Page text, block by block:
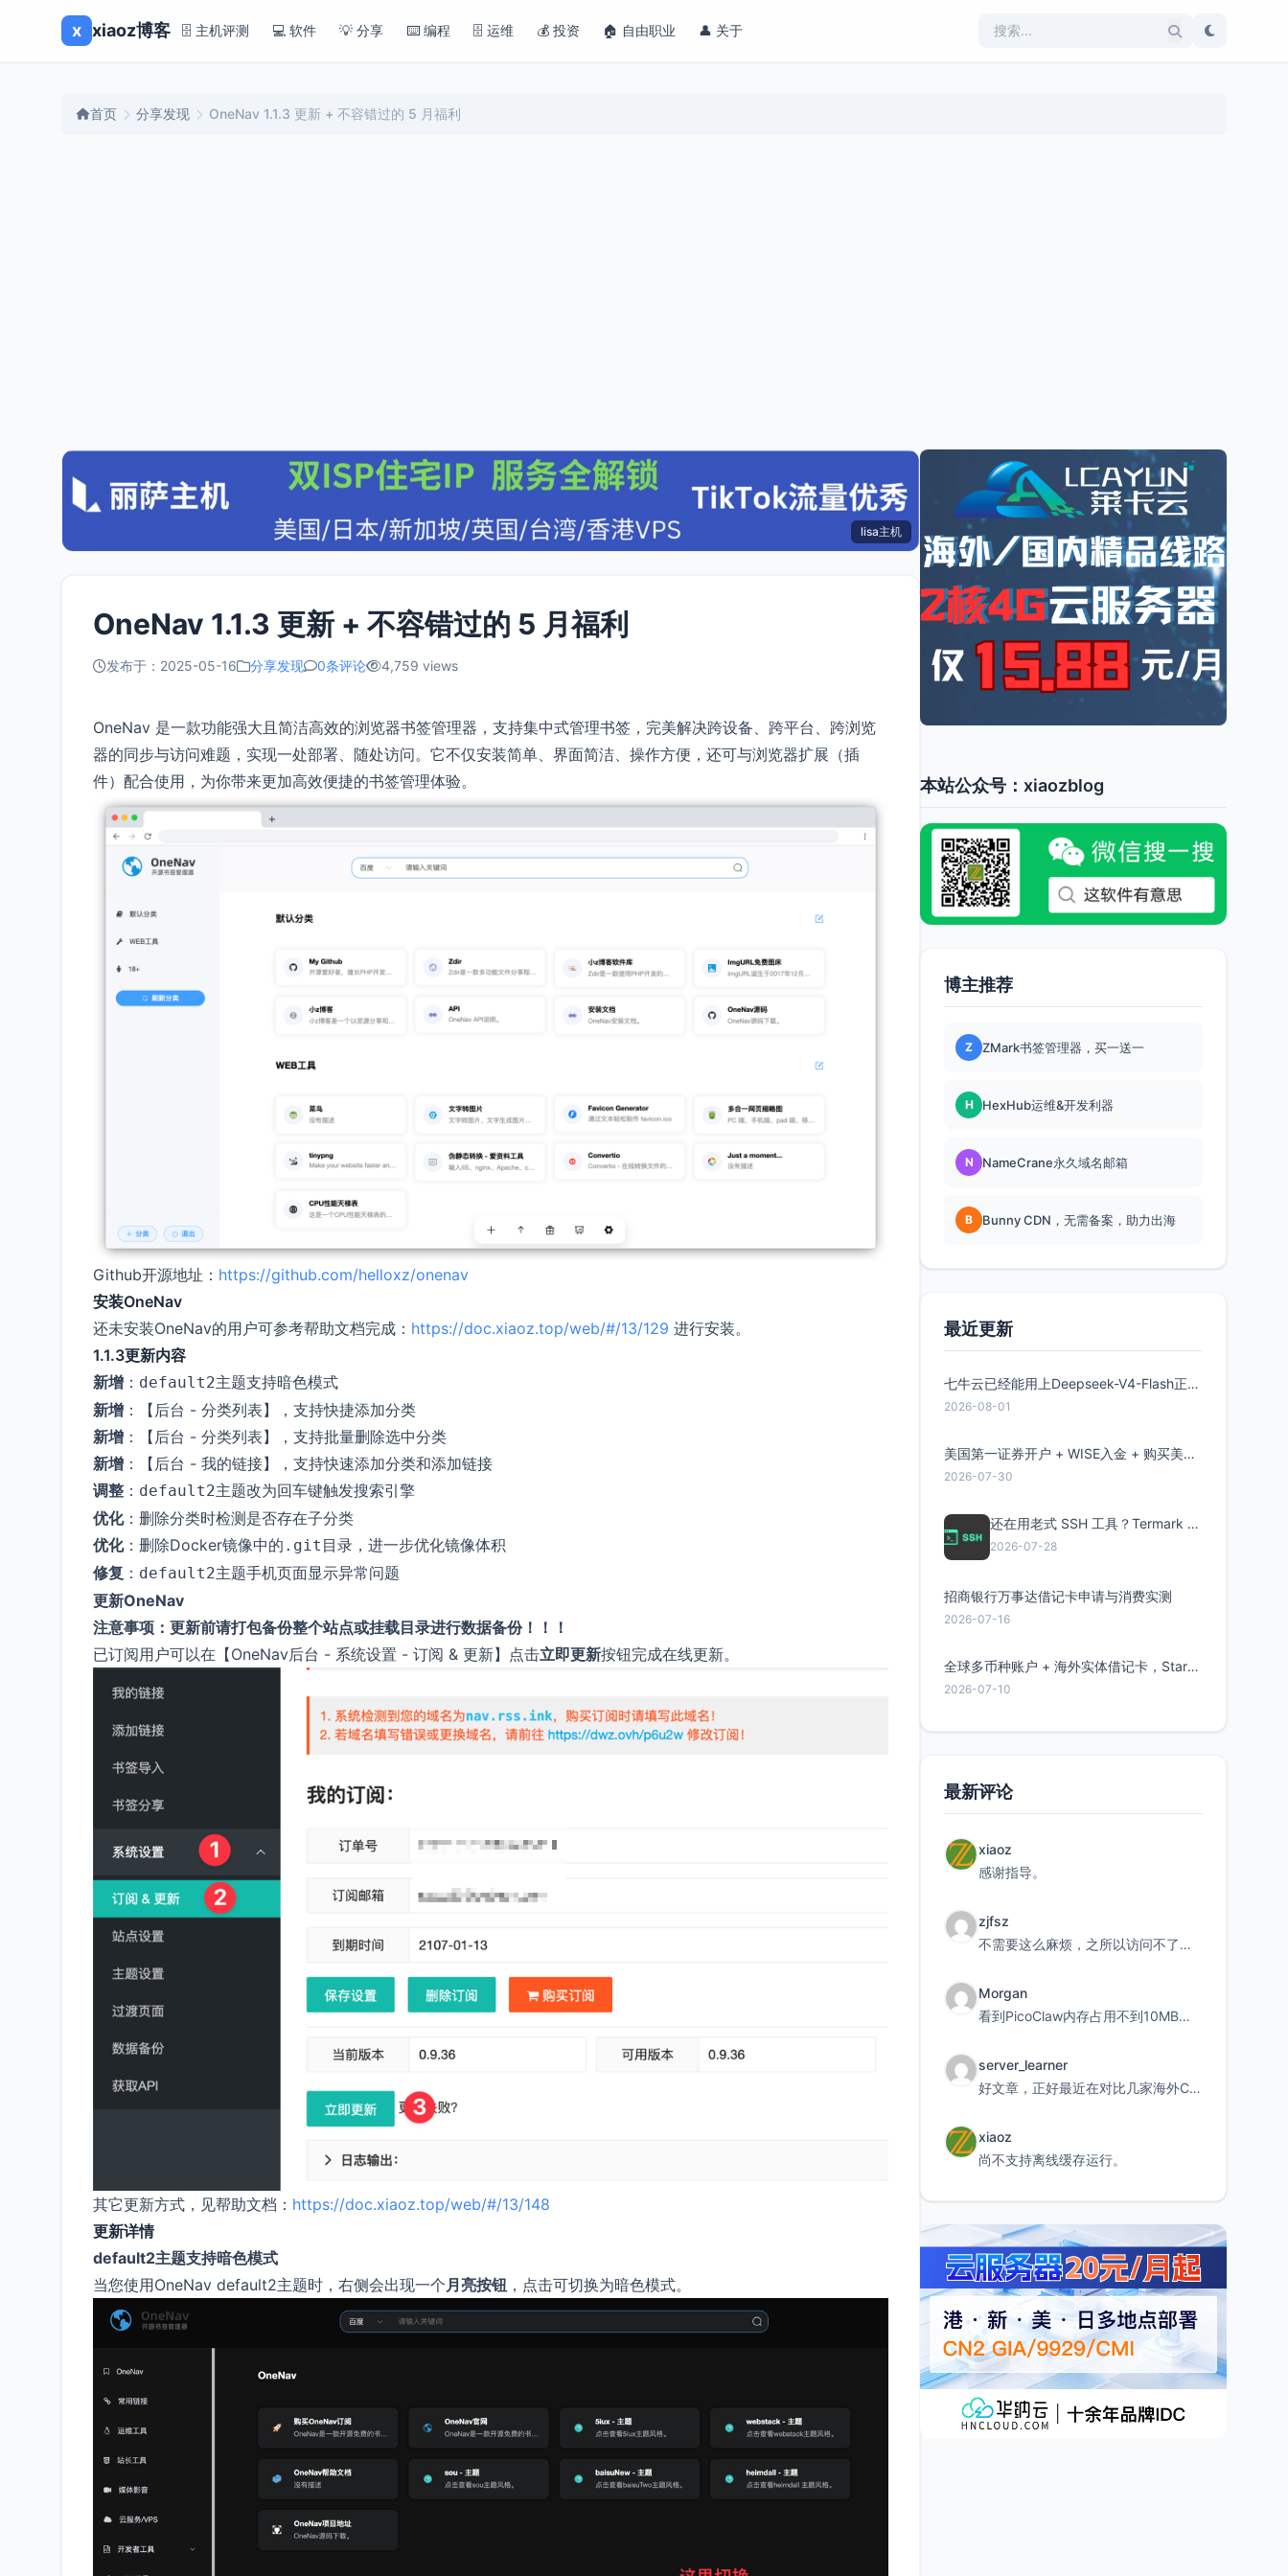
x xiaoz博客 🗄️ 主机评测 💻 软件 💡 分享 ⌨️ 编程 🗄️ 运维 💰 投资 🏠 自由职业 👤 关于
首页 分享发现 OneNav 1.1.3 更新 + 不容错过的 5 月福利
lisa主机
OneNav 1.1.3 更新 + 不容错过的 5 月福利
发布于：2025-05-16 分享发现 0条评论 4,759 views
OneNav 是一款功能强大且简洁高效的浏览器书签管理器，支持集中式管理书签，完美解决跨设备、跨平台、跨浏览
器的同步与访问难题，实现一处部署、随处访问。它不仅安装简单、界面简洁、操作方便，还可与浏览器扩展（插
件）配合使用，为你带来更加高效便捷的书签管理体验。
Github开源地址： https://github.com/helloxz/onenav
安装OneNav
还未安装OneNav的用户可参考帮助文档完成： https://doc.xiaoz.top/web/#/13/129 进行安装。
1.1.3更新内容
新增 ： default2主题支持暗色模式
新增 ：【后台 - 分类列表】，支持快捷添加分类
新增 ：【后台 - 分类列表】，支持批量删除选中分类
新增 ：【后台 - 我的链接】，支持快速添加分类和添加链接
调整 ： default2主题改为回车键触发搜索引擎
优化：删除分类时检测是否存在子分类
优化：删除Docker镜像中的 .git 目录，进一步优化镜像体积
修复 ： default2主题手机页面显示异常问题
更新OneNav
注意事项：更新前请打包备份整个站点或挂载目录进行数据备份！！！
已订阅用户可以在【OneNav后台 - 系统设置 - 订阅 & 更新】点击立即更新按钮完成在线更新。
其它更新方式，见帮助文档： https://doc.xiaoz.top/web/#/13/148
更新详情
default2主题支持暗色模式
当您使用OneNav default2主题时，右侧会出现一个 月亮按钮 ，点击可切换为暗色模式。
本站公众号：xiaozblog
博主推荐
Z ZMark书签管理器，买一送一
H HexHub运维&开发利器
N NameCrane永久域名邮箱
B Bunny CDN，无需备案，助力出海
最近更新
七牛云已经能用上Deepseek-V4-Flash正式版了，点此领取300万Token
2026-08-01
美国第一证券开户 + WISE入金 + 购买美股全流程分享
2026-07-30
还在用老式 SSH 工具？Termark 新一代跨平台智能SSH客户端了解一下
2026-07-28
招商银行万事达借记卡申请与消费实测
2026-07-16
全球多币种账户 + 海外实体借记卡，Starryblu开户教程与注意事项
2026-07-10
最新评论
xiaoz
感谢指导。
zjfsz
不需要这么麻烦，之所以访问不了，是由于非对称路由的问题，在爱快主路由添加一条静态路由192.168.
Morgan
看到PicoClaw内存占用不到10MB这个数据真的很惊喜，确实很适合我这种想用旧设备折腾AI的小白
server_learner
好文章，正好最近在对比几家海外CDN。文中提到CF免费版不支持自定义回源端口和HOST这个痛点太真实
xiaoz
尚不支持离线缓存运行。